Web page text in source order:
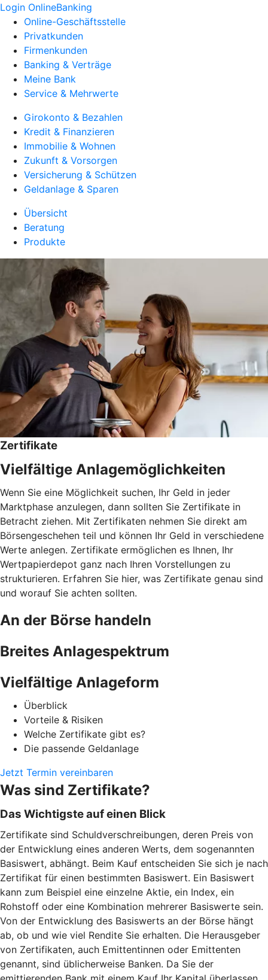
Login OnlineBanking
Online-Geschäftsstelle
Privatkunden
Firmenkunden
Banking & Verträge
Meine Bank
Service & Mehrwerte
Girokonto & Bezahlen
Kredit & Finanzieren
Immobilie & Wohnen
Zukunft & Vorsorgen
Versicherung & Schützen
Geldanlage & Sparen
Übersicht
Beratung
Produkte
Zertifikate
Vielfältige Anlagemöglichkeiten
Wenn Sie eine Möglichkeit suchen, Ihr Geld in jeder
Marktphase anzulegen, dann sollten Sie Zertifikate in
Betracht ziehen. Mit Zertifikaten nehmen Sie direkt am
Börsengeschehen teil und können Ihr Geld in verschiedene
Werte anlegen. Zertifikate ermöglichen es Ihnen, Ihr
Wertpapierdepot ganz nach Ihren Vorstellungen zu
strukturieren. Erfahren Sie hier, was Zertifikate genau sind
und worauf Sie achten sollten.
An der Börse handeln
Breites Anlagespektrum
Vielfältige Anlageform
Überblick
Vorteile & Risiken
Welche Zertifikate gibt es?
Die passende Geldanlage
Jetzt Termin vereinbaren
Was sind Zertifikate?
Das Wichtigste auf einen Blick
Zertifikate sind Schuldverschreibungen, deren Preis von
der Entwicklung eines anderen Werts, dem sogenannten
Basiswert, abhängt. Beim Kauf entscheiden Sie sich je nach
Zertifikat für einen bestimmten Basiswert. Ein Basiswert
kann zum Beispiel eine einzelne Aktie, ein Index, ein
Rohstoff oder eine Kombination mehrerer Basiswerte sein.
Von der Entwicklung des Basiswerts an der Börse hängt
ab, ob und wie viel Rendite Sie erhalten. Die Herausgeber
von Zertifikaten, auch Emittentinnen oder Emittenten
genannt, sind üblicherweise Banken. Da Sie der